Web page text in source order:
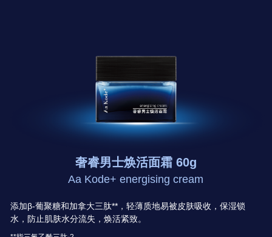
奢睿男士焕活面霜 60g
Aa Kode+ energising cream
添加β-葡聚糖和加拿大三肽**，轻薄质地易被皮肤吸收，保湿锁
水，防止肌肤水分流失，焕活紧致。